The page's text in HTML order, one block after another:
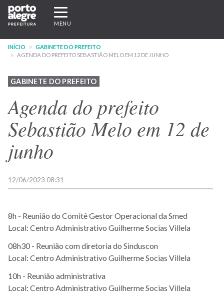
Pular
para
conteúdo
principal
Expandir/recolher
navegação
MENU
INÍCIO
GABINETE DO PREFEITO
AGENDA DO PREFEITO SEBASTIÃO MELO EM 12 DE JUNHO
GABINETE DO PREFEITO
Agenda do prefeito
Sebastião Melo em 12 de
junho
12/06/2023 08:31
8h - Reunião do Comitê Gestor Operacional da Smed
Local: Centro Administrativo Guilherme Socias Villela
08h30 - Reunião com diretoria do Sinduscon
Local: Centro Administrativo Guilherme Socias Villela
10h - Reunião administrativa
Local: Centro Administrativo Guilherme Socias Villela